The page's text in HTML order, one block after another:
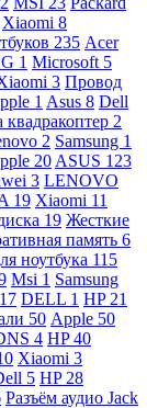
Xiaomi 8
235 Acer
1 Microsoft 5
3 Провод
1 Asus 8 Dell
квадракоптер 2
2 Samsung 1
20 ASUS 123
3 LENOVO
19 Xiaomi 11
19 Жесткие
память 6
ноутбука 115
Msi 1 Samsung
17 DELL 1 HP 21
50 Apple 50
4 HP40
Xiaomi 3
5 HP 28
Разъём аудио Jack